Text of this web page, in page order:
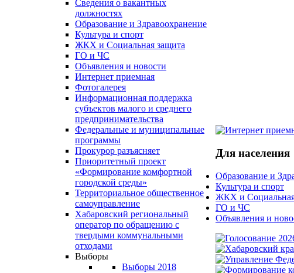
Сведения о вакантных
должностях
Образование и Здравоохранение
Культура и спорт
ЖКХ и Социальная защита
ГО и ЧС
Объявления и новости
Интернет приемная
Фотогалерея
Информационная поддержка
субъектов малого и среднего
предпринимательства
Федеральные и муниципальные
программы
Прокурор разъясняет
Приоритетный проект
«Формирование комфортной
городской среды»
Территориальное общественное
самоуправление
Хабаровский региональный
оператор по обращению с
твердыми коммунальными
отходами
Выборы
Выборы 2018
Для населения
Образование и
Культура и спорт
ЖКХ и
ГО и ЧС
Объявления и